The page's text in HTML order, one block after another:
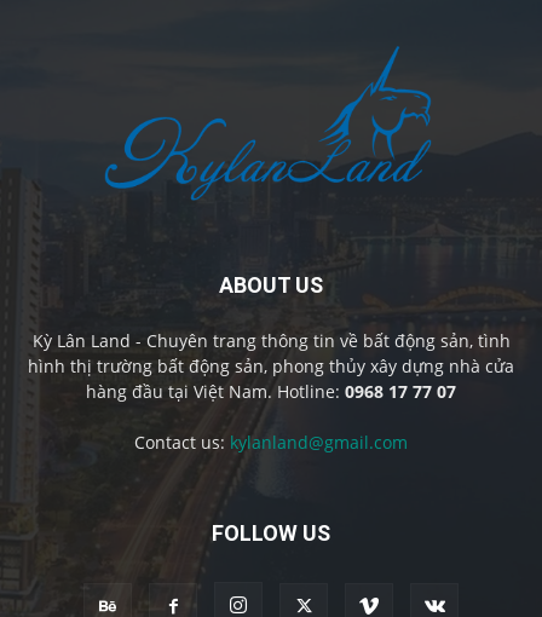
ABOUT US
Kỳ Lân Land - Chuyên trang thông tin về bất động sản, tình
hình thị trường bất động sản, phong thủy xây dựng nhà cửa
hàng đầu tại Việt Nam. Hotline: 0968 17 77 07
Contact us: kylanland@gmail.com
FOLLOW US